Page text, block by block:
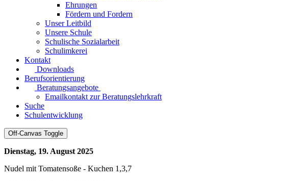
Ehrungen
Fördern und Fordern
Unser Leitbild
Unsere Schule
Schulische Sozialarbeit
Schulimkerei
Kontakt
Downloads
Berufsorientierung
Beratungsangebote
Emailkontakt zur Beratungslehrkraft
Suche
Schulentwicklung
Off-Canvas Toggle
Dienstag, 19. August 2025
Nudel mit Tomatensoße - Kuchen 1,3,7